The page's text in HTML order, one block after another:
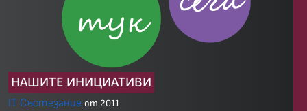
НАШИТЕ ИНИЦИАТИВИ
IT Състезание от 2011